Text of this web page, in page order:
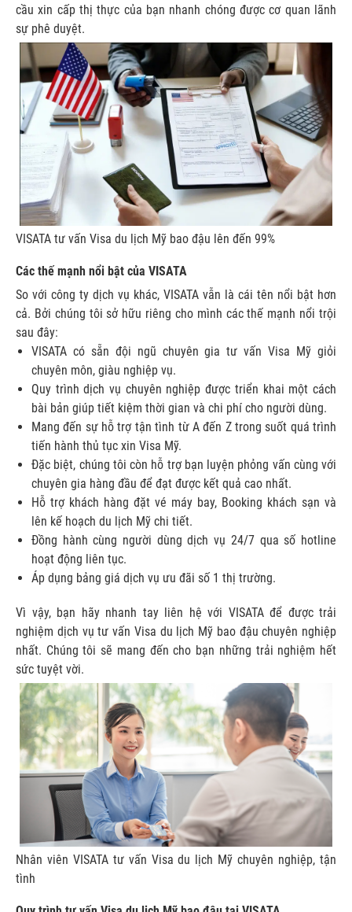
cầu xin cấp thị thực của bạn nhanh chóng được cơ quan lãnh
sự phê duyệt.
VISATA tư vấn Visa du lịch Mỹ bao đậu lên đến 99%
Các thế mạnh nổi bật của VISATA
So với công ty dịch vụ khác, VISATA vẫn là cái tên nổi bật hơn
cả. Bởi chúng tôi sở hữu riêng cho mình các thế mạnh nổi trội
sau đây:
VISATA có sẵn đội ngũ chuyên gia tư vấn Visa Mỹ giỏi
chuyên môn, giàu nghiệp vụ.
Quy trình dịch vụ chuyên nghiệp được triển khai một cách
bài bản giúp tiết kiệm thời gian và chi phí cho người dùng.
Mang đến sự hỗ trợ tận tình từ A đến Z trong suốt quá trình
tiến hành thủ tục xin Visa Mỹ.
Đặc biệt, chúng tôi còn hỗ trợ bạn luyện phỏng vấn cùng với
chuyên gia hàng đầu để đạt được kết quả cao nhất.
Hỗ trợ khách hàng đặt vé máy bay, Booking khách sạn và
lên kế hoạch du lịch Mỹ chi tiết.
Đồng hành cùng người dùng dịch vụ 24/7 qua số hotline
hoạt động liên tục.
Áp dụng bảng giá dịch vụ ưu đãi số 1 thị trường.
Vì vậy, bạn hãy nhanh tay liên hệ với VISATA để được trải
nghiệm dịch vụ tư vấn Visa du lịch Mỹ bao đậu chuyên nghiệp
nhất. Chúng tôi sẽ mang đến cho bạn những trải nghiệm hết
sức tuyệt vời.
Nhân viên VISATA tư vấn Visa du lịch Mỹ chuyên nghiệp, tận
tình